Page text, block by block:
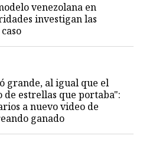
venezolana en
investigan las
grande, al igual que el
estrellas que portaba":
a nuevo video de
ganado